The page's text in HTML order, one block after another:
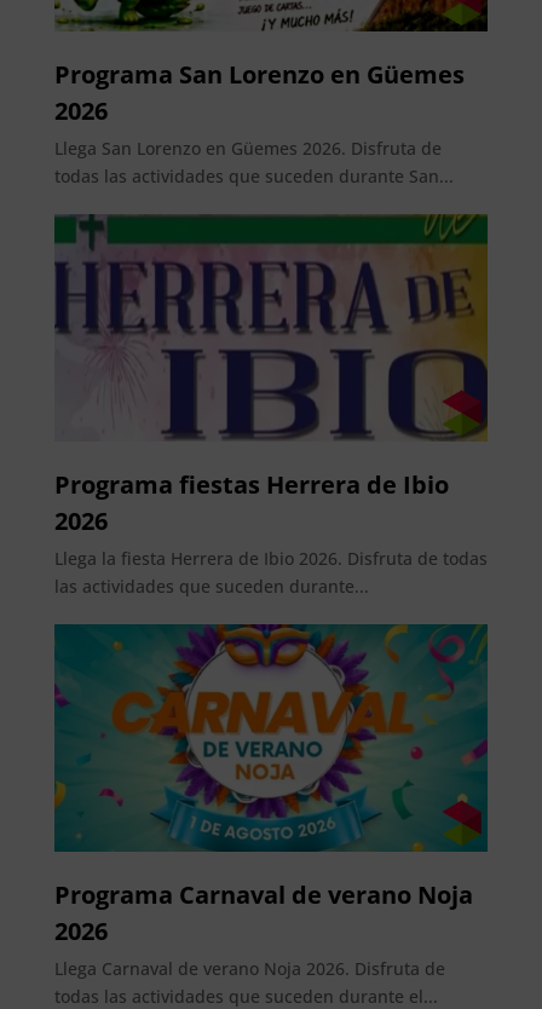
Programa San Lorenzo en Güemes
2026
Llega San Lorenzo en Güemes 2026. Disfruta de
todas las actividades que suceden durante San...
Programa fiestas Herrera de Ibio
2026
Llega la fiesta Herrera de Ibio 2026. Disfruta de todas
las actividades que suceden durante...
Programa Carnaval de verano Noja
2026
Llega Carnaval de verano Noja 2026. Disfruta de
todas las actividades que suceden durante el...